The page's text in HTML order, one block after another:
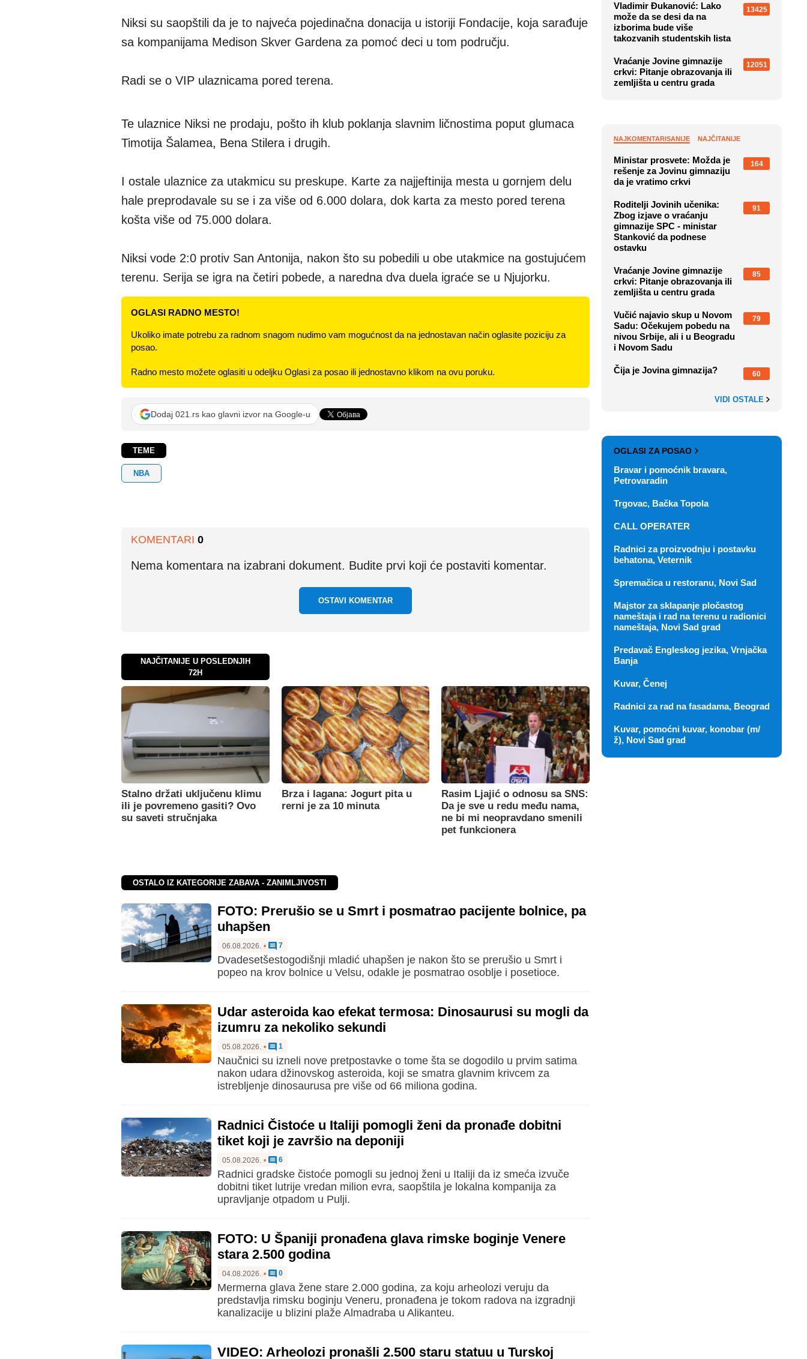
Niksi su saopštili da je to najveća pojedinačna donacija u istoriji Fondacije, koja sarađuje
sa kompanijama Medison Skver Gardena za pomoć deci u tom području.
Radi se o VIP ulaznicama pored terena.
Te ulaznice Niksi ne prodaju, pošto ih klub poklanja slavnim ličnostima poput glumaca
Timotija Šalamea, Bena Stilera i drugih.
I ostale ulaznice za utakmicu su preskupe. Karte za najjeftinija mesta u gornjem delu
hale preprodavale su se i za više od 6.000 dolara, dok karta za mesto pored terena
košta više od 75.000 dolara.
Niksi vode 2:0 protiv San Antonija, nakon što su pobedili u obe utakmice na gostujućem
terenu. Serija se igra na četiri pobede, a naredna dva duela igraće se u Njujorku.
OGLASI RADNO MESTO!
Ukoliko imate potrebu za radnom snagom nudimo vam mogućnost da na jednostavan način oglasite poziciju za
posao.
Radno mesto možete oglasiti u odeljku Oglasi za posao ili jednostavno klikom na ovu poruku.
Dodaj 021.rs kao glavni izvor na Google-u
TEME
NBA
KOMENTARI 0
Nema komentara na izabrani dokument. Budite prvi koji će postaviti komentar.
OSTAVI KOMENTAR
NAJČITANIJE U POSLEDNJIH
72H
Stalno držati uključenu klimu
ili je povremeno gasiti? Ovo
su saveti stručnjaka
Brza i lagana: Jogurt pita u
rerni je za 10 minuta
Rasim Ljajić o odnosu sa SNS:
Da je sve u redu među nama,
ne bi mi neopravdano smenili
pet funkcionera
OSTALO IZ KATEGORIJE ZABAVA - ZANIMLJIVOSTI
FOTO: Prerušio se u Smrt i posmatrao pacijente bolnice, pa
uhapšen
06.08.2026. • 7
Dvadesetšestogodišnji mladić uhapšen je nakon što se prerušio u Smrt i
popeo na krov bolnice u Velsu, odakle je posmatrao osoblje i posetioce.
Udar asteroida kao efekat termosa: Dinosaurusi su mogli da
izumru za nekoliko sekundi
05.08.2026. • 1
Naučnici su izneli nove pretpostavke o tome šta se dogodilo u prvim satima
nakon udara džinovskog asteroida, koji se smatra glavnim krivcem za
istrebljenje dinosaurusa pre više od 66 miliona godina.
Radnici Čistoće u Italiji pomogli ženi da pronađe dobitni
tiket koji je završio na deponiji
05.08.2026. • 6
Radnici gradske čistoće pomogli su jednoj ženi u Italiji da iz smeća izvuče
dobitni tiket lutrije vredan milion evra, saopštila je lokalna kompanija za
upravljanje otpadom u Pulji.
FOTO: U Španiji pronađena glava rimske boginje Venere
stara 2.500 godina
04.08.2026. • 0
Mermerna glava žene stare 2.000 godina, za koju arheolozi veruju da
predstavlja rimsku boginju Veneru, pronađena je tokom radova na izgradnji
kanalizacije u blizini plaže Almadraba u Alikanteu.
VIDEO: Arheolozi pronašli 2.500 staru statuu u Turskoj
Vladimir Đukanović: Lako
može da se desi da na
izborima bude više
takozvanih studentskih lista
13425
Vraćanje Jovine gimnazije
crkvi: Pitanje obrazovanja ili
zemljišta u centru grada
12051
NAJKOMENTARISANIJE NAJČITANIJE
Ministar prosvete: Možda je
rešenje za Jovinu gimnaziju
da je vratimo crkvi
164
Roditelji Jovinih učenika:
Zbog izjave o vraćanju
gimnazije SPC - ministar
Stanković da podnese
ostavku
91
Vraćanje Jovine gimnazije
crkvi: Pitanje obrazovanja ili
zemljišta u centru grada
85
Vučić najavio skup u Novom
Sadu: Očekujem pobedu na
nivou Srbije, ali i u Beogradu
i Novom Sadu
79
Čija je Jovina gimnazija? 60
VIDI OSTALE
OGLASI ZA POSAO
Bravar i pomoćnik bravara,
Petrovaradin
Trgovac, Bačka Topola
CALL OPERATER
Radnici za proizvodnju i postavku
behatona, Veternik
Spremačica u restoranu, Novi Sad
Majstor za sklapanje pločastog
nameštaja i rad na terenu u radionici
nameštaja, Novi Sad grad
Predavač Engleskog jezika, Vrnjačka
Banja
Kuvar, Čenej
Radnici za rad na fasadama, Beograd
Kuvar, pomoćni kuvar, konobar (m/
ž), Novi Sad grad